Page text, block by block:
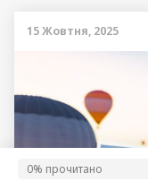
0% прочитано
0%
15 Жовтня, 2025